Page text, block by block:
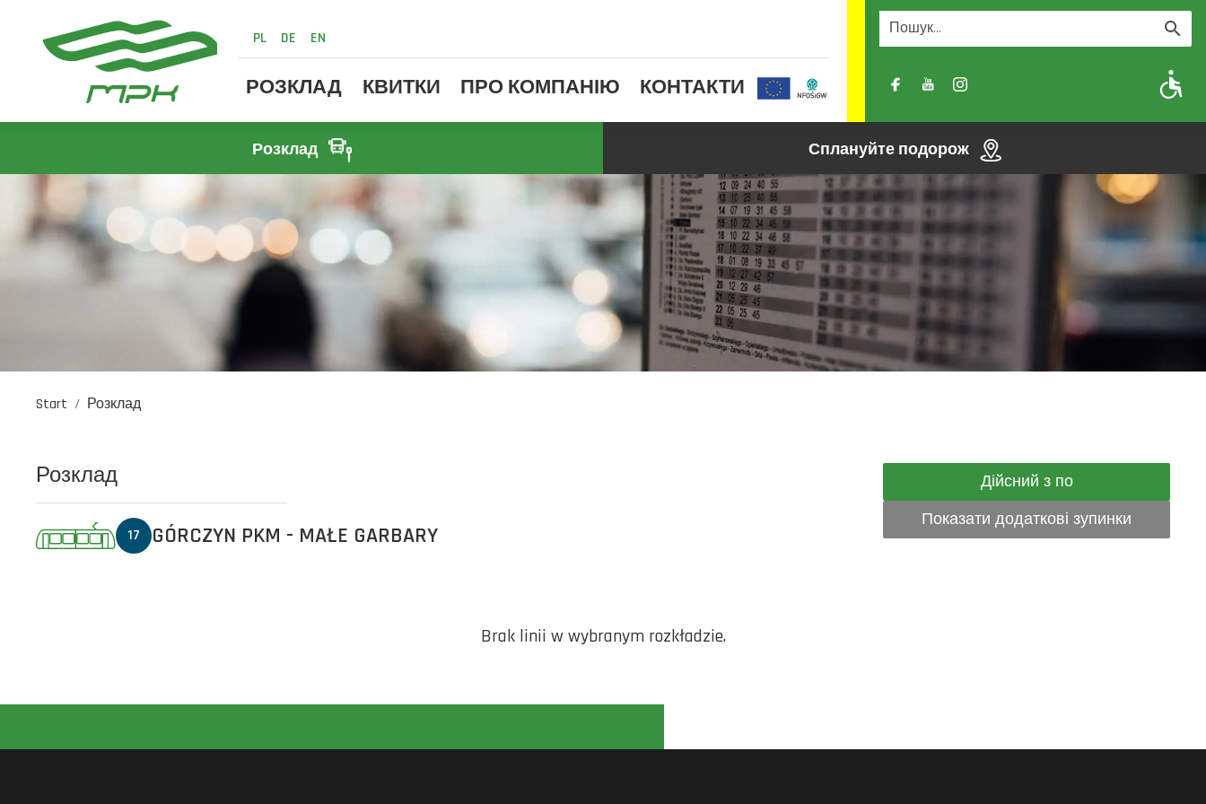
PL DE EN
РОЗКЛАД КВИТКИ ПРО КОМПАНІЮ КОНТАКТИ A- A A+
Розклад Сплануйте подорож
Start Розклад
Розклад
17 GÓRCZYN PKM - MAŁE GARBARY
Дійсний з по
Показати додаткові зупинки
Brak linii w wybranym rozkładzie.